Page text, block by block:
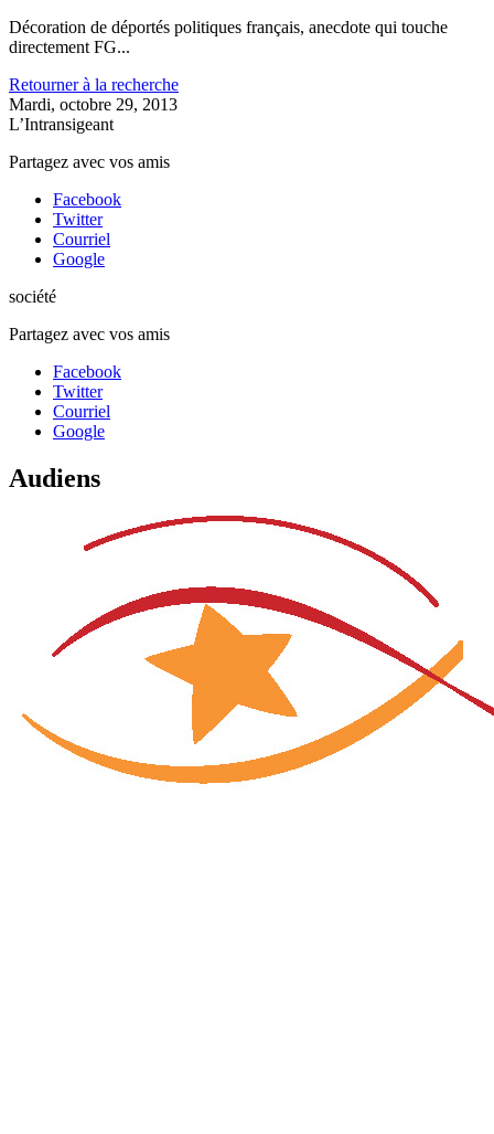
Décoration de déportés politiques français, anecdote qui touche
directement FG...
Retourner à la recherche
Mardi, octobre 29, 2013
L’Intransigeant
Partagez avec vos amis
Facebook
Twitter
Courriel
Google
société
Partagez avec vos amis
Facebook
Twitter
Courriel
Google
Audiens